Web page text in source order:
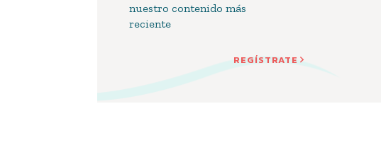
nuestro contenido más
reciente
REGÍSTRATE